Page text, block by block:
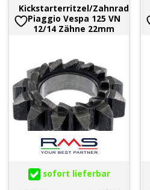
Kickstarterritzel/Zahnrad
Piaggio Vespa 125 VN
12/14 Zähne 22mm
sofort lieferbar